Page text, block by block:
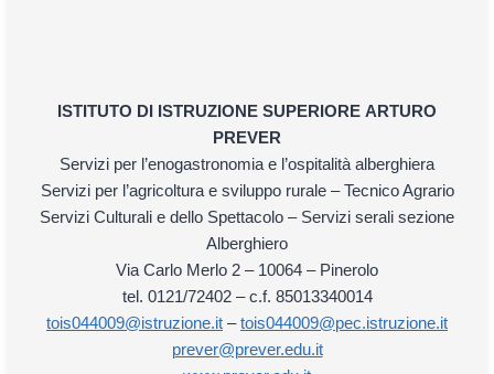
ISTITUTO DI ISTRUZIONE SUPERIORE ARTURO
PREVER
Servizi per l’enogastronomia e l’ospitalità alberghiera
Servizi per l’agricoltura e sviluppo rurale – Tecnico Agrario
Servizi Culturali e dello Spettacolo – Servizi serali sezione
Alberghiero
Via Carlo Merlo 2 – 10064 – Pinerolo
tel. 0121/72402 – c.f. 85013340014
tois044009@istruzione.it –tois044009@pec.istruzione.it
prever@prever.edu.it